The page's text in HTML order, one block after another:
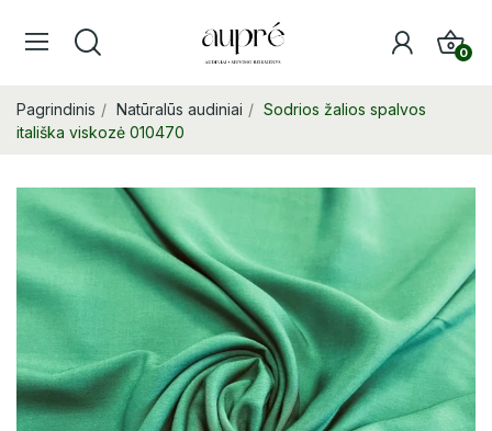
0
Pagrindinis Natūralūs audiniai
Sodrios žalios spalvos
itališka viskozė 010470